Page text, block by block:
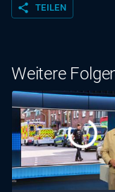
share TEILEN
Weitere